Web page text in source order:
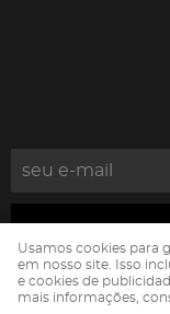
João Ricardo de
Usamos cookies para
em nosso site. Isso
e cookies de
mais informações,